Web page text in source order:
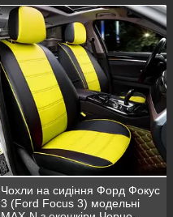
Чохли на сидіння Форд Фокус
3 (Ford Focus 3) модельні